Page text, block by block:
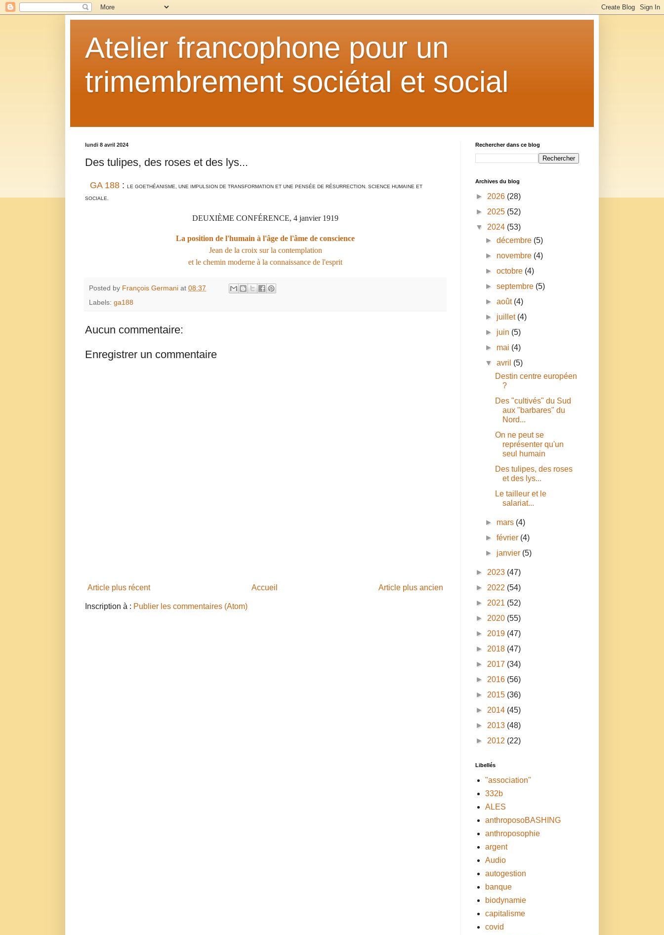
Atelier francophone pour un
trimembrement sociétal et social
lundi 8 avril 2024
Des tulipes, des roses et des lys...
GA 188 : LE GOETHÉANISME, UNE IMPULSION DE TRANSFORMATION ET UNE PENSÉE DE RÉSURRECTION. SCIENCE HUMAINE ET
SOCIALE.
DEUXIÈME CONFÉRENCE, 4 janvier 1919
La position de l'humain à l'âge de l'âme de conscience
Jean de la croix sur la contemplation
et le chemin moderne à la connaissance de l'esprit
Posted by François Germani at 08:37
Labels: ga188
Aucun commentaire:
Enregistrer un commentaire
Article plus récent Article plus ancien
Accueil
Inscription à : Publier les commentaires (Atom)
Rechercher dans ce blog
Archives du blog
► 2026 (28)
► 2025 (52)
▼ 2024 (53)
►décembre (5)
► novembre (4)
►octobre (4)
►septembre (5)
►août (4)
► juillet (4)
► juin (5)
► mai (4)
▼avril (5)
Destin centre européen
?
Des "cultivés" du Sud
aux "barbares" du
Nord...
On ne peut se
représenter qu'un
seul humain
Des tulipes, des roses
et des lys...
Le tailleur et le
salariat...
► mars (4)
►février (4)
► janvier (5)
► 2023 (47)
► 2022 (54)
► 2021 (52)
► 2020 (55)
► 2019 (47)
► 2018 (47)
► 2017 (34)
► 2016 (56)
► 2015 (36)
► 2014 (45)
► 2013 (48)
► 2012 (22)
Libellés
"association"
332b
ALES
anthroposoBASHING
anthroposophie
argent
Audio
autogestion
banque
biodynamie
capitalisme
covid